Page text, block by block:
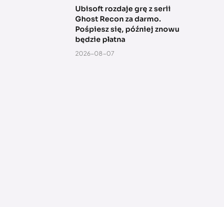
Ubisoft rozdaje grę z serii
Ghost Recon za darmo.
Pośpiesz się, później znowu
będzie płatna
2026-08-07